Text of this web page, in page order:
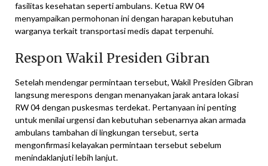
fasilitas kesehatan seperti ambulans. Ketua RW 04
menyampaikan permohonan ini dengan harapan kebutuhan
warganya terkait transportasi medis dapat terpenuhi.
Respon Wakil Presiden Gibran
Setelah mendengar permintaan tersebut, Wakil Presiden Gibran
langsung merespons dengan menanyakan jarak antara lokasi
RW 04 dengan puskesmas terdekat. Pertanyaan ini penting
untuk menilai urgensi dan kebutuhan sebenarnya akan armada
ambulans tambahan di lingkungan tersebut, serta
mengonfirmasi kelayakan permintaan tersebut sebelum
menindaklanjuti lebih lanjut.